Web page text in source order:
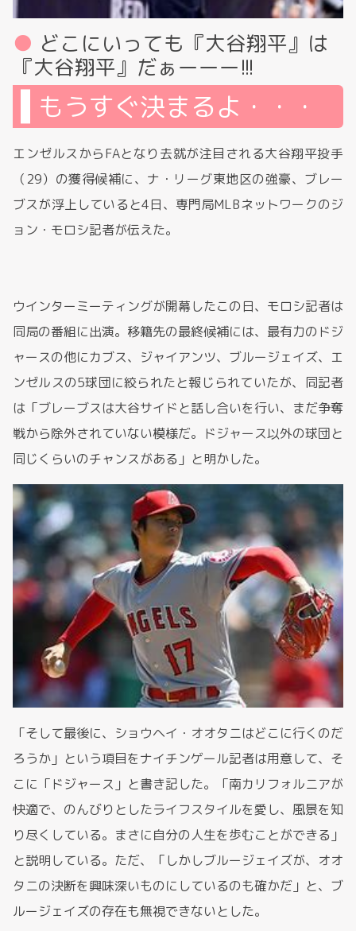
どこにいっても『大谷翔平』は
『大谷翔平』だぁーーー!!!
もうすぐ決まるよ・・・
エンゼルスからFAとなり去就が注目される大谷翔平投手
（29）の獲得候補に、ナ・リーグ東地区の強豪、ブレー
ブスが浮上していると4日、専門局MLBネットワークのジ
ョン・モロシ記者が伝えた。
ウインターミーティングが開幕したこの日、モロシ記者は
同局の番組に出演。移籍先の最終候補には、最有力のドジ
ャースの他にカブス、ジャイアンツ、ブルージェイズ、エ
ンゼルスの5球団に絞られたと報じられていたが、同記者
は「ブレーブスは大谷サイドと話し合いを行い、まだ争奪
戦から除外されていない模様だ。ドジャース以外の球団と
同じくらいのチャンスがある」と明かした。
「そして最後に、ショウヘイ・オオタニはどこに行くのだ
ろうか」という項目をナイチンゲール記者は用意して、そ
こに「ドジャース」と書き記した。「南カリフォルニアが
快適で、のんびりとしたライフスタイルを愛し、風景を知
り尽くしている。まさに自分の人生を歩むことができる」
と説明している。ただ、「しかしブルージェイズが、オオ
タニの決断を興味深いものにしているのも確かだ」と、ブ
ルージェイズの存在も無視できないとした。